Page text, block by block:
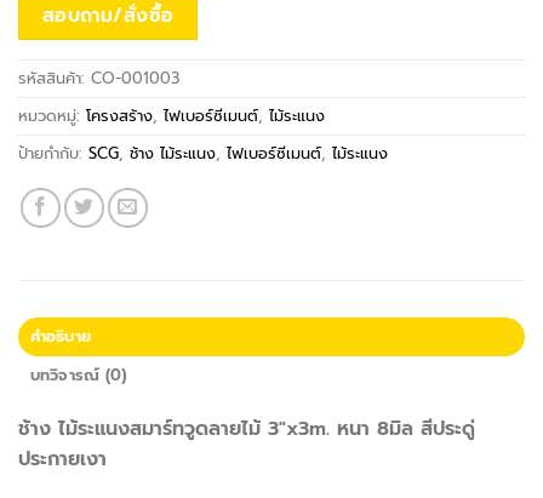
สอบถาม/สั่งซื้อ
รหัสสินค้า: CO-001003
หมวดหมู่: โครงสร้าง, ไฟเบอร์ซีเมนต์, ไม้ระแนง
ป้ายกำกับ: SCG, ช้าง ไม้ระแนง, ไฟเบอร์ซีเมนต์, ไม้ระแนง
คำอธิบาย
บทวิจารณ์ (0)
ช้าง ไม้ระแนงสมาร์ทวูดลายไม้ 3″x3m. หนา 8มิล สีประดู่
ประกายเงา